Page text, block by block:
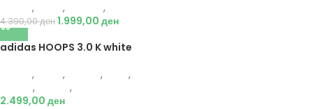
, , ,
4.390,00ден1.999,00 ден
adidas HOOPS 3.0 K white
, , ,
,
, ,
2.499,00 ден